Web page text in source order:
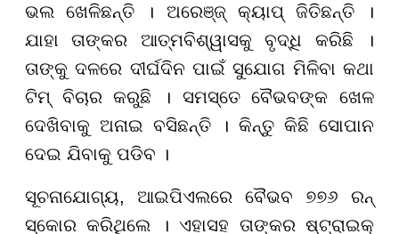
ଭଲ ଖେଳିଛନ୍ତି । ଅରେଞ୍ଜ୍ କ୍ୟାପ୍ ଜିତିଛନ୍ତି ।
ଯାହା ତାଙ୍କର ଆତ୍ମବିଶ୍ୱାସକୁ ବୃଦ୍ଧି କରିଛି ।
ତାଙ୍କୁ ଦଳରେ ଦୀର୍ଘଦିନ ପାଇଁ ସୁଯୋଗ ମିଳିବା କଥା
ଟିମ୍ ବିଚାର କରୁଛି । ସମସ୍ତେ ବୈଭବଙ୍କ ଖେଳ
ଦେଖିବାକୁ ଅନାଇ ବସିଛନ୍ତି । କିନ୍ତୁ କିଛି ସୋପାନ
ଦେଇ ଯିବାକୁ ପଡିବ ।
ସୂଚନାଯୋଗ୍ୟ, ଆଇପିଏଲରେ ବୈଭବ ୭୭୬ ରନ୍
ସ୍କୋର କରିଥିଲେ । ଏହାସହ ତାଙ୍କର ଷ୍ଟ୍ରାଇକ୍